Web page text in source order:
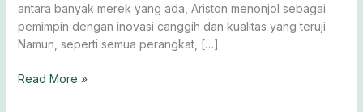
antara banyak merek yang ada, Ariston menonjol sebagai
pemimpin dengan inovasi canggih dan kualitas yang teruji.
Namun, seperti semua perangkat, […]
Read More »